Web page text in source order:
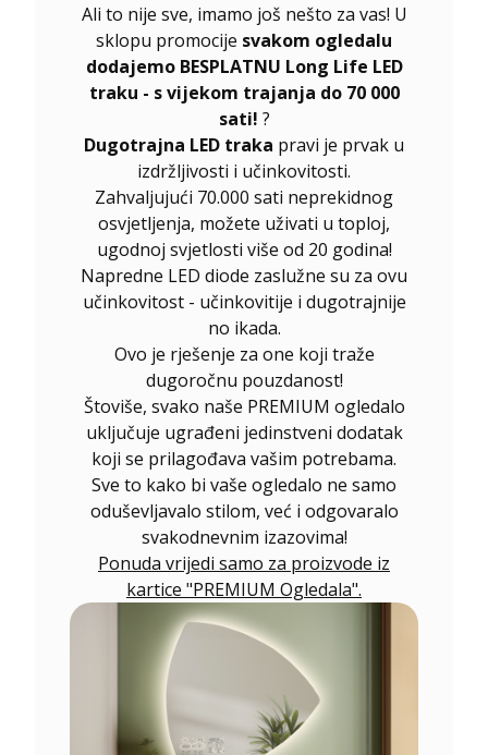
Ali to nije sve, imamo još nešto za vas! U
sklopu promocije svakom ogledalu
dodajemo BESPLATNU Long Life LED
traku - s vijekom trajanja do 70 000
sati! ?
Dugotrajna LED traka pravi je prvak u
izdržljivosti i učinkovitosti.
Zahvaljujući 70.000 sati neprekidnog
osvjetljenja, možete uživati u toploj,
ugodnoj svjetlosti više od 20 godina!
Napredne LED diode zaslužne su za ovu
učinkovitost - učinkovitije i dugotrajnije
no ikada.
Ovo je rješenje za one koji traže
dugoročnu pouzdanost!
Štoviše, svako naše PREMIUM ogledalo
uključuje ugrađeni jedinstveni dodatak
koji se prilagođava vašim potrebama.
Sve to kako bi vaše ogledalo ne samo
oduševljavalo stilom, već i odgovaralo
svakodnevnim izazovima!
Ponuda vrijedi samo za proizvode iz
kartice "PREMIUM Ogledala".